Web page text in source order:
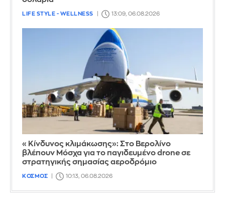
LIFE STYLE - WELLNESS 13:09, 06.08.2026
«Κίνδυνος κλιμάκωσης»: Στο Βερολίνο
βλέπουν Μόσχα για το παγιδευμένο drone σε
στρατηγικής σημασίας αεροδρόμιο
ΚΟΣΜΟΣ 10:13, 06.08.2026